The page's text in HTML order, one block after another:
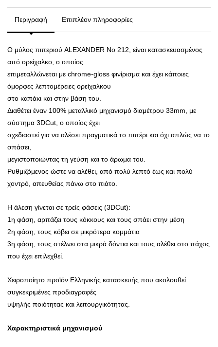
Περιγραφή Επιπλέον πληροφορίες
Ο μύλος πιπεριού ALEXANDER Νο 212, είναι κατασκευασμένος
από ορείχαλκο, ο οποίος
επιμεταλλώνεται με chrome-gloss φινίρισμα και έχει κάποιες
όμορφες λεπτομέρειες ορείχαλκου
στο καπάκι και στην βάση του.
Διαθέτει έναν 100% μεταλλικό μηχανισμό διαμέτρου 33mm, με
σύστημα 3DCut, ο οποίος έχει
σχεδιαστεί για να αλέσει πραγματικά το πιπέρι και όχι απλώς να το
σπάσει,
μεγιστοποιώντας τη γεύση και το άρωμα του.
Ρυθμιζόμενος ώστε να αλέθει, από πολύ λεπτό έως και πολύ
χοντρό, απευθείας πάνω στο πιάτο.
Η άλεση γίνεται σε τρείς φάσεις (3DCut):
1η φάση, αρπάζει τους κόκκους και τους σπάει στην μέση
2η φάση, τους κόβει σε μικρότερα κομμάτια
3η φάση, τους στέλνει στα μικρά δόντια και τους αλέθει στο πάχος
που έχει επιλεχθεί.
Χειροποίητο προϊόν Ελληνικής κατασκευής που ακολουθεί
συγκεκριμένες προδιαγραφές
υψηλής ποιότητας και λειτουργικότητας.
Χαρακτηριστικά μηχανισμού